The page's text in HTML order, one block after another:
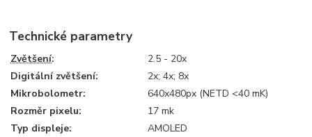
Technické parametry
Zvětšení:
2.5 - 20x
Digitální zvětšení:
2x; 4x; 8x
Mikrobolometr:
640x480px (NETD <40 mK)
Rozměr pixelu:
17 mk
Typ displeje:
AMOLED